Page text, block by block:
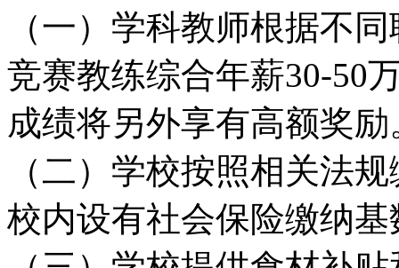
（一）学科教师根据不
竞赛教练综合年薪30-50
成绩将另外享有高额奖励
（二）学校按照相关法
校内设有社会保险缴纳